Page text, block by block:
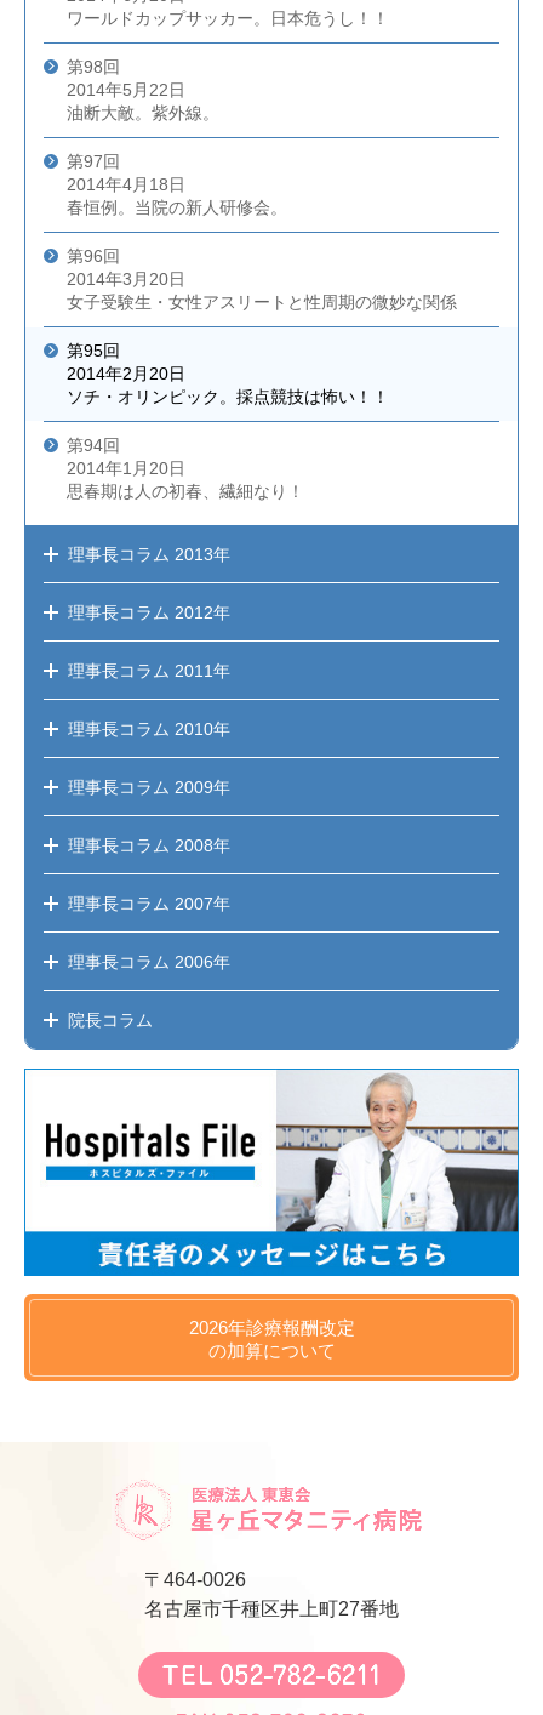
ワールドカップサッカー。日本危うし！！
第98回
2014年5月22日
油断大敵。紫外線。
第97回
2014年4月18日
春恒例。当院の新人研修会。
第96回
2014年3月20日
女子受験生・女性アスリートと性周期の微妙な関係
第95回
2014年2月20日
ソチ・オリンピック。採点競技は怖い！！
第94回
2014年1月20日
思春期は人の初春、繊細なり！
理事長コラム 2013年
理事長コラム 2012年
理事長コラム 2011年
理事長コラム 2010年
理事長コラム 2009年
理事長コラム 2008年
理事長コラム 2007年
理事長コラム 2006年
院長コラム
2026年診療報酬改定
の加算について
〒464-0026
名古屋市千種区井上町27番地